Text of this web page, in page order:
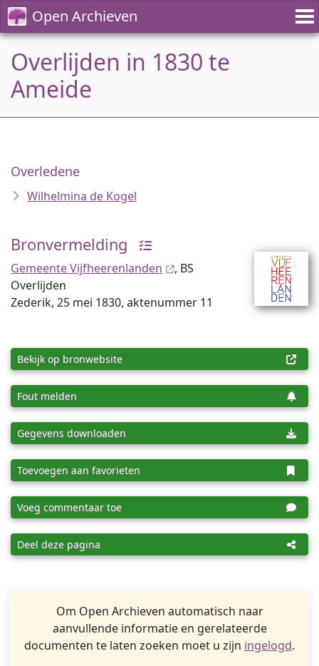
Open Archieven
Overlijden in 1830 te
Ameide
Overledene
Wilhelmina de Kogel
Bronvermelding
Gemeente Vijfheerenlanden
, BS
Overlijden
Zederik, 25 mei 1830, aktenummer 11
Bekijk op bronwebsite
Fout melden
Gegevens downloaden
Toevoegen aan favorieten
Voeg commentaar toe
Deel deze pagina
Om Open Archieven automatisch naar
aanvullende informatie en gerelateerde
documenten te laten zoeken moet u zijn ingelogd.